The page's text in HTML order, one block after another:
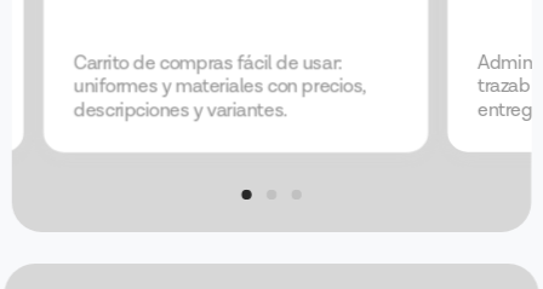
Carrito de compras fácil de usar:
uniformes y materiales con precios,
descripciones y variantes.